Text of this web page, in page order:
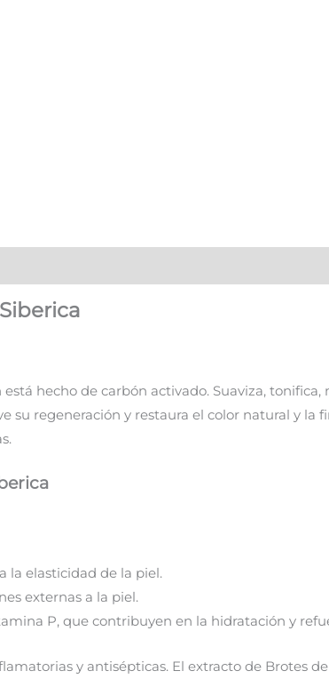
hecho de carbón activado. Suaviza,
su regeneración y restaura el color natural y
la elasticidad de la piel.
externas a la piel.
P, que contribuyen en la hidratación y
y antisépticas. El extracto de Brotes